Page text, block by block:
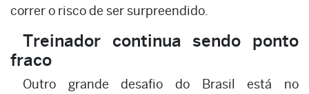
correr o risco de ser surpreendido.
Treinador continua sendo ponto
fraco
Outro grande desafio do Brasil está no